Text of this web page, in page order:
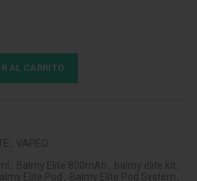
cantidad
AL CARRITO
, VAPEO
, Balmy Elite 800mAh , balmy élite kit ,
Elite Pod , Balmy Elite Pod System ,